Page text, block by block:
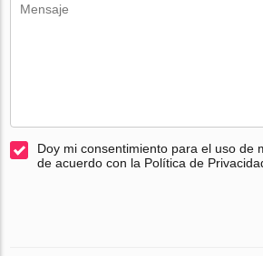
Doy mi consentimiento para el uso de
de acuerdo con la Política de